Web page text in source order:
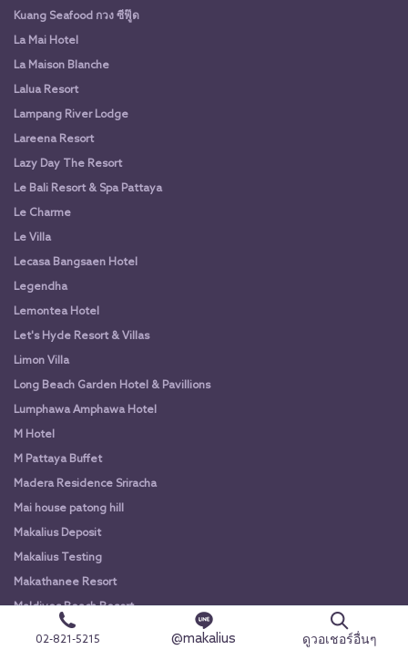
Kuang Seafood กวง ซีฟู๊ด
La Mai Hotel
La Maison Blanche
Lalua Resort
Lampang River Lodge
Lareena Resort
Lazy Day The Resort
Le Bali Resort & Spa Pattaya
Le Charme
Le Villa
Lecasa Bangsaen Hotel
Legendha
Lemontea Hotel
Let's Hyde Resort & Villas
Limon Villa
Long Beach Garden Hotel & Pavillions
Lumphawa Amphawa Hotel
M Hotel
M Pattaya Buffet
Madera Residence Sriracha
Mai house patong hill
Makalius Deposit
Makalius Testing
Makathanee Resort
Maldives Beach Resort
Malila Shabu
02-821-5215 @makalius ดูวอเชอร์อื่นๆ